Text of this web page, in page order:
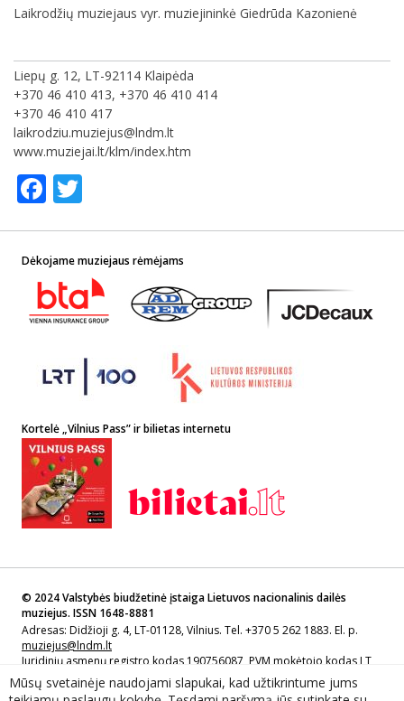
Laikrodžių muziejaus vyr. muziejininkė Giedrūda Kazonienė
Liepų g. 12, LT-92114 Klaipėda
+370 46 410 413, +370 46 410 414
+370 46 410 417
laikrodziu.muziejus@lndm.lt
www.muziejai.lt/klm/index.htm
Facebook
Dėkojame muziejaus rėmėjams
Kortelė „Vilnius Pass” ir bilietas internetu
© 2024 Valstybės biudžetinė įstaiga Lietuvos nacionalinis dailės
muziejus. ISSN 1648-8881
Adresas: Didžioji g. 4, LT-01128, Vilnius. Tel. +370 5 262 1883. El. p.
muziejus@lndm.lt
Juridinių asmenų registro kodas 190756087, PVM mokėtojo kodas LT
907560811
Mūsų svetainėje naudojami slapukai, kad užtikrintume jums